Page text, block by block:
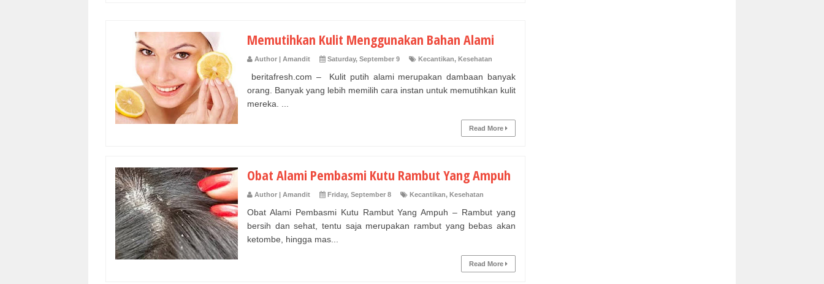
Memutihkan Kulit Menggunakan Bahan Alami
Author | Amandit Saturday, September 9 Kecantikan, Kesehatan
beritafresh.com – Kulit putih alami merupakan dambaan banyak
orang. Banyak yang lebih memilih cara instan untuk memutihkan kulit
mereka. ...
Read More
Obat Alami Pembasmi Kutu Rambut Yang Ampuh
Author | Amandit Friday, September 8 Kecantikan, Kesehatan
Obat Alami Pembasmi Kutu Rambut Yang Ampuh – Rambut yang
bersih dan sehat, tentu saja merupakan rambut yang bebas akan
ketombe, hingga mas...
Read More